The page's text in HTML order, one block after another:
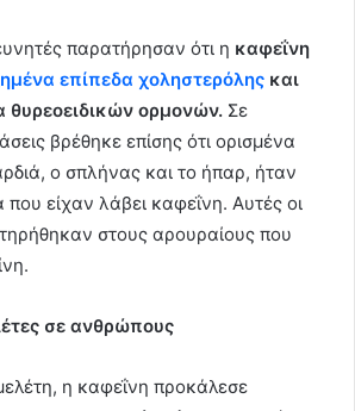
παρατήρησαν ότι η καφεΐνη
επίπεδα χοληστερόλης και
θυρεοειδικών ορμονών. Σε
βρέθηκε επίσης ότι ορισμένα
ο σπλήνας και το ήπαρ, ήταν
είχαν λάβει καφεΐνη. Αυτές οι
στους αρουραίους που
σε ανθρώπους
η καφεΐνη προκάλεσε